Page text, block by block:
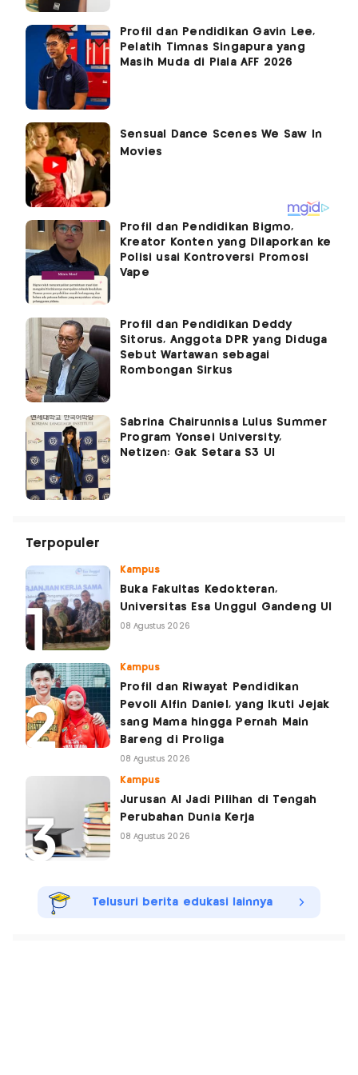
Profil dan Pendidikan Gavin Lee,
Pelatih Timnas Singapura yang
Masih Muda di Piala AFF 2026
Profil dan Pendidikan Bigmo,
Kreator Konten yang Dilaporkan ke
Polisi usai Kontroversi Promosi
Vape
Profil dan Pendidikan Deddy
Sitorus, Anggota DPR yang Diduga
Sebut Wartawan sebagai
Rombongan Sirkus
Sabrina Chairunnisa Lulus Summer
Program Yonsei University,
Netizen: Gak Setara S3 UI
Terpopuler
Kampus
Buka Fakultas Kedokteran,
Universitas Esa Unggul Gandeng UI
08 Agustus 2026
Kampus
Profil dan Riwayat Pendidikan
Pevoli Alfin Daniel, yang Ikuti Jejak
sang Mama hingga Pernah Main
Bareng di Proliga
08 Agustus 2026
Kampus
Jurusan AI Jadi Pilihan di Tengah
Perubahan Dunia Kerja
08 Agustus 2026
Telusuri berita edukasi lainnya